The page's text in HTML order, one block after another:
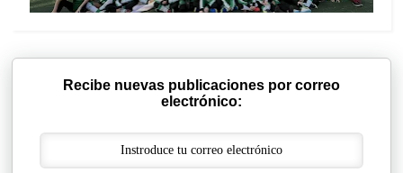
Recibe nuevas publicaciones por correo
electrónico: